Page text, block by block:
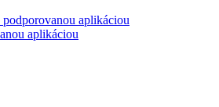
podporovanou aplikáciou
aplikáciou